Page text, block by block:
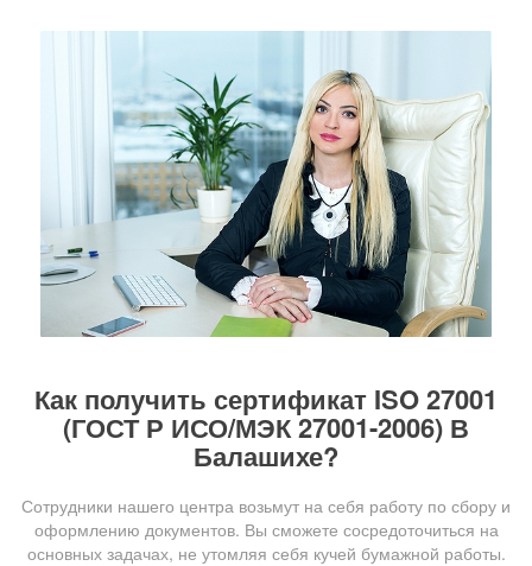
Как получить сертификат ISO 27001
(ГОСТ Р ИСО/МЭК 27001-2006) В
Балашихе?
Сотрудники нашего центра возьмут на себя работу по сбору и
оформлению документов. Вы сможете сосредоточиться на
основных задачах, не утомляя себя кучей бумажной работы.